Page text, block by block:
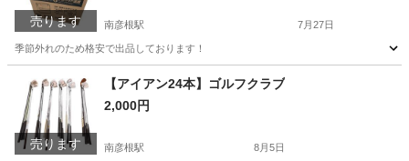
売ります 南彦根駅 7月27日
季節外れのため格安で出品しております！
彦根市 南彦根駅 季節、空調家電
売ります
【アイアン24本】ゴルフクラブ
2,000円
南彦根駅 8月5日